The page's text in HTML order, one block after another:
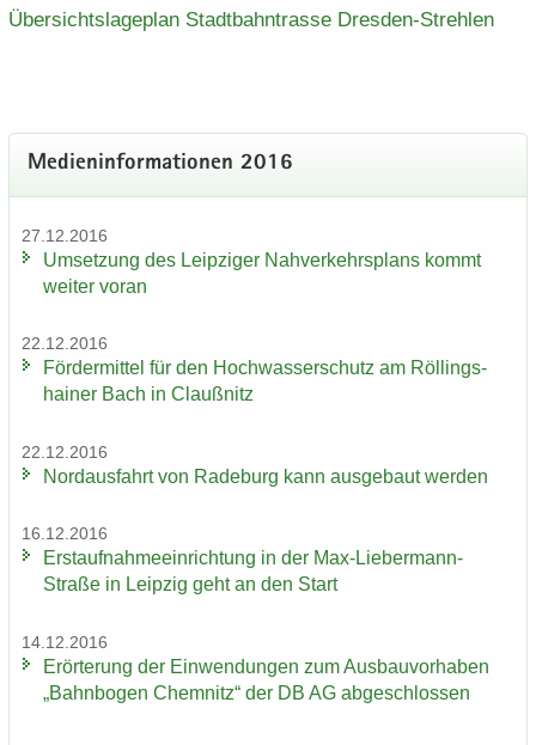
Über­sichts­la­ge­plan Stadt­bahn­tras­se Dresden-​​Strehlen
Me­di­en­in­for­ma­tio­nen 2016
27.12.2016
Um­set­zung des Leip­zi­ger Nah­ver­kehrs­plans kommt
wei­ter voran
22.12.2016
För­der­mit­tel für den Hoch­was­ser­schutz am Röl­lings­
hai­ner Bach in Clau­ß­nitz
22.12.2016
Nord­aus­fahrt von Ra­de­burg kann aus­ge­baut wer­den
16.12.2016
Erst­auf­nah­me­ein­rich­tung in der Max-​Liebermann-
Straße in Leip­zig geht an den Start
14.12.2016
Er­ör­te­rung der Ein­wen­dun­gen zum Aus­bau­vor­ha­ben
„Bahn­bo­gen Chem­nitz“ der DB AG ab­ge­schlos­sen